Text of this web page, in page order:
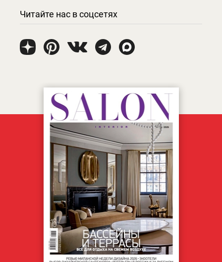
Читайте нас в соцсетях